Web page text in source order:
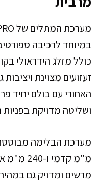
במיוחד לרכיבה
זעזועים מצוינת
האחורי עם בולם יחיד
ושליטה מדויקת בפניות
מ"מ
מרשים ומדויק גם